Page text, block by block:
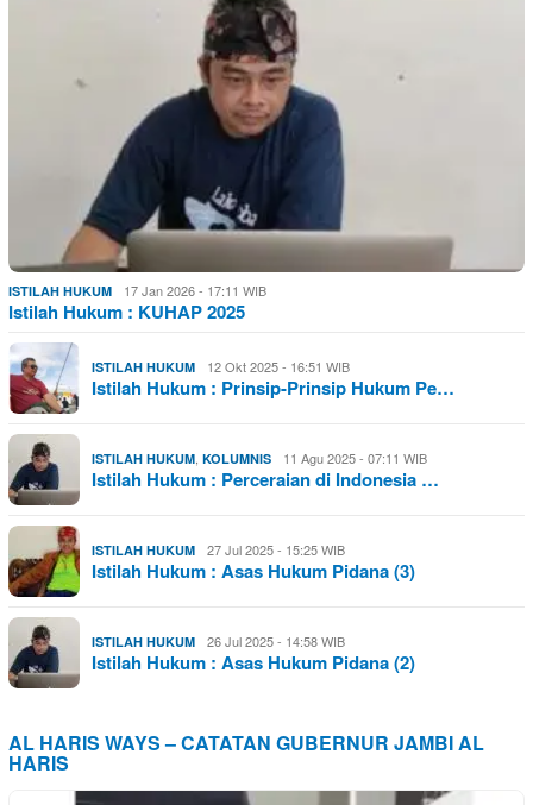
ISTILAH HUKUM 17 Jan 2026 - 17:11 WIB
Istilah Hukum : KUHAP 2025
ISTILAH HUKUM 12 Okt 2025 - 16:51 WIB
Istilah Hukum : Prinsip-Prinsip Hukum Pe…
ISTILAH HUKUM, KOLUMNIS 11 Agu 2025 - 07:11 WIB
Istilah Hukum : Perceraian di Indonesia …
ISTILAH HUKUM 27 Jul 2025 - 15:25 WIB
Istilah Hukum : Asas Hukum Pidana (3)
ISTILAH HUKUM 26 Jul 2025 - 14:58 WIB
Istilah Hukum : Asas Hukum Pidana (2)
AL HARIS WAYS – CATATAN GUBERNUR JAMBI AL
HARIS